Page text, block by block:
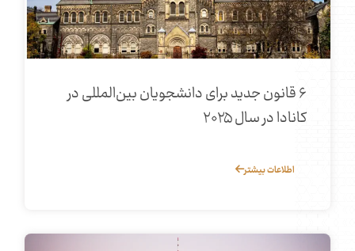
۶ قانون جدید برای دانشجویان بین‌المللی در
کانادا در سال ۲۰۲۵
اطلاعات بیشتر